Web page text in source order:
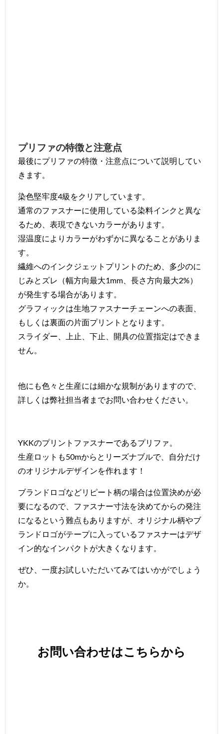
プリファの特徴と注意点
最後にプリファの特徴・注意点について説明してい
きます。
染色堅牢度4級をクリアしています。
通常のファスナーに使用している染料インクと異な
るため、表現できないカラーがあります。
湿温度によりカラーがわずかに異なることがありま
す。
繊維へのインクジェットプリントのため、多少のに
じみとズレ（幅方向最大1mm、長さ方向最大2%）
が発生する場合があります。
グラフィックは生地ファスナーチェーンへの表面、
もしくは裏面の片面プリントとなります。
スライダー、上止、下止、開具の位置指定はできま
せん。
他にも色々と生産には細かな規制がありますので、
詳しくは弊社担当者までお問い合わせください。
YKKのプリントファスナーであるプリファ。
生産ロットも50mからとリーズナブルで、自分だけ
のオリジナルデザインを作れます！
ブランドロゴなどリピート柄の場合は位置決めが必
要になるので、ファスナー寸法を決めてからの発注
になるという難点もありますが、オリジナル柄やブ
ランドロゴがテープに入っているファスナーはデザ
イン的なインパクトが大きくなります。
ぜひ、一度お試しいただいてみてはいかがでしょう
か。
お問い合わせはこちらから